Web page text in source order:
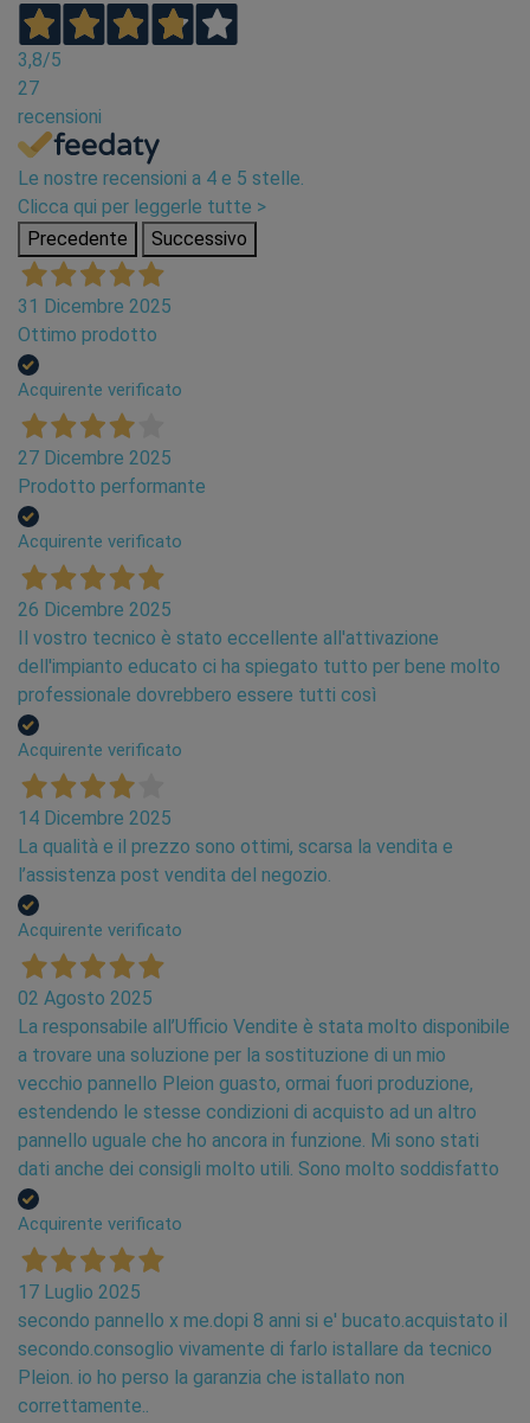
3,8/5
27
recensioni
Le nostre recensioni a 4 e 5 stelle.
Clicca qui per leggerle tutte >
Precedente
Successivo
31 Dicembre 2025
Ottimo prodotto
Acquirente verificato
27 Dicembre 2025
Prodotto performante
Acquirente verificato
26 Dicembre 2025
Il vostro tecnico è stato eccellente all'attivazione
dell'impianto educato ci ha spiegato tutto per bene molto
professionale dovrebbero essere tutti così
Acquirente verificato
14 Dicembre 2025
La qualità e il prezzo sono ottimi, scarsa la vendita e
l’assistenza post vendita del negozio.
Acquirente verificato
02 Agosto 2025
La responsabile all’Ufficio Vendite è stata molto disponibile
a trovare una soluzione per la sostituzione di un mio
vecchio pannello Pleion guasto, ormai fuori produzione,
estendendo le stesse condizioni di acquisto ad un altro
pannello uguale che ho ancora in funzione. Mi sono stati
dati anche dei consigli molto utili. Sono molto soddisfatto
Acquirente verificato
17 Luglio 2025
secondo pannello x me.dopi 8 anni si e' bucato.acquistato il
secondo.consoglio vivamente di farlo istallare da tecnico
Pleion. io ho perso la garanzia che istallato non
correttamente..